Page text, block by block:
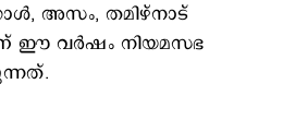
അസം, തമിഴ്നാട്
ഈ വര്‍ഷം നിയമസഭ